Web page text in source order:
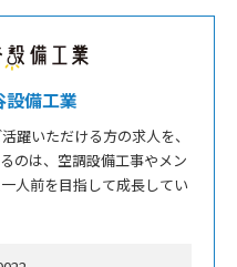
設備工業
躍いただける方の求人を、
のは、空調設備工事やメン
人前を目指して成長してい